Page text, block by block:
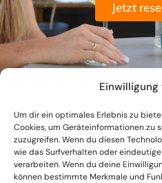
Um dir ein optimales Erlebnis zu
Cookies, um Geräteinformationen zu
zuzugreifen. Wenn du diesen
wie das Surfverhalten oder
verarbeiten. Wenn du deine
können bestimmte Merkmale und
Jetzt